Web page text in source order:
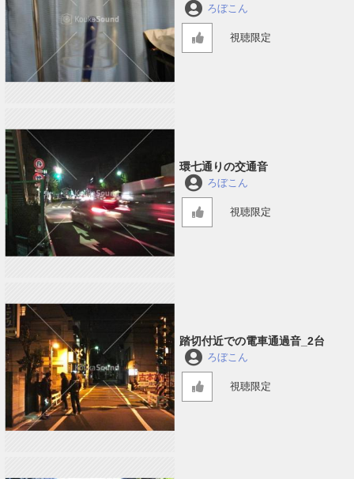
ろぼこん
視聴限定
環七通りの交通音
ろぼこん
視聴限定
踏切付近での電車通過音_2台
ろぼこん
視聴限定